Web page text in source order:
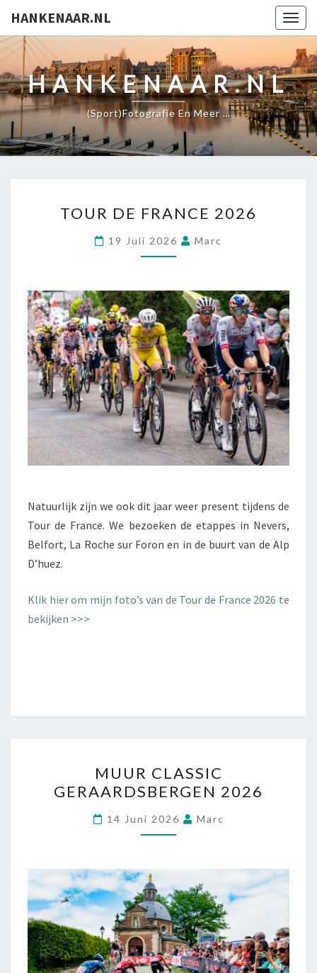
HANKENAAR.NL
HANKENAAR.NL
(Sport)fotografie En Meer …
TOUR DE FRANCE 2026
19 Juli 2026 Marc
Natuurlijk zijn we ook dit jaar weer present tijdens de
Tour de France. We bezoeken de etappes in Nevers,
Belfort, La Roche sur Foron en in de buurt van de Alp
D’huez.
Klik hier om mijn foto’s van de Tour de France 2026 te
bekijken >>>
MUUR CLASSIC
GERAARDSBERGEN 2026
14 Juni 2026 Marc